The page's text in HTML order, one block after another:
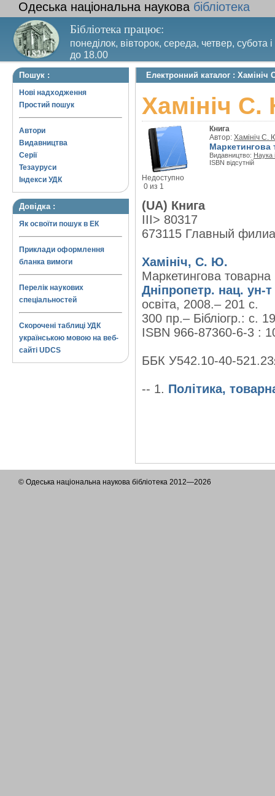
Одеська національна наукова бібліотека
Бібліотека працює:
понеділок, вівторок, середа, четвер, субота
до 18.00
Вихідний день – п’ятниця. Останній четвер
Пошук :
Нові надходження
Простий пошук
Автори
Видавництва
Серії
Тезауруси
Індекси УДК
Довідка :
Як освоїти пошук в ЕК
Приклади оформлення
бланка вимоги
Перелік наукових
спеціальностей
Скорочені таблиці УДК
українською мовою на веб-
сайті UDCS
Електронний каталог :
Хамініч С.
Недоступно
0 из 1
Книга
Автор: Хамініч С.
Маркетингова
Видавництво: Наука
ISBN відсутній
(UA) Книга
III> 80317
673115 Главный
Хамініч, С. Ю.
Маркетингова товарна
Дніпропетр. нац. ун-
освіта, 2008.– 201 с.
300 пр.– Бібліогр.: с.
ISBN 966-87360-6-3 :
ББК У542.10-40-
-- 1. Політика,
© Одеська національна наукова бібліотека 2012—2026